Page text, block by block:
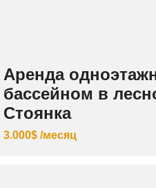
Аренда
бассейном в
Стоянка
3.000$ /месяц